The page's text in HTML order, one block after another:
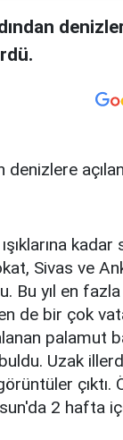
Sivas ve
yıl en fazla
de bir çok
palamut
Uzak
çıktı.
2 hafta